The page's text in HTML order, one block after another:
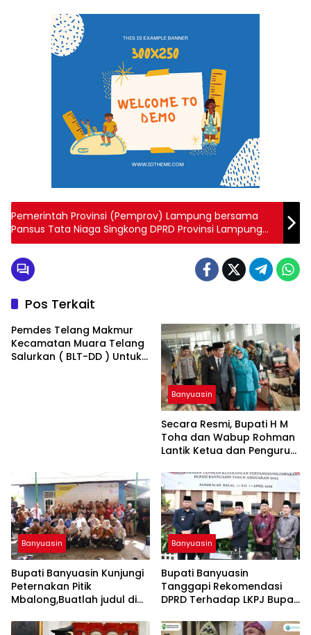
Pemerintah Provinsi (Pemprov) Lampung bersama
Pansus Tata Niaga Singkong DPRD Provinsi Lampung
mendesak pemerintah pusat segera memutuskan
masalah singkong yang tak mungkin selesai di tingkat
provinsi.
Pos Terkait
Pemdes Telang Makmur
Kecamatan Muara Telang
Salurkan ( BLT-DD ) Untuk
Banyuasin
Secara Resmi, Bupati H M
Toha dan Wabup Rohman
Lantik Ketua dan Pengurus
2025,Buatlah judul di
samping menjadi lebih
menarik
Banyuasin
Bupati Banyuasin Kunjungi
Peternakan Pitik
Mbalong,Buatlah judul di
menarik
Banyuasin
Bupati Banyuasin
Tanggapi Rekomendasi
DPRD Terhadap LKPJ Bupati
samping menjadi lebih